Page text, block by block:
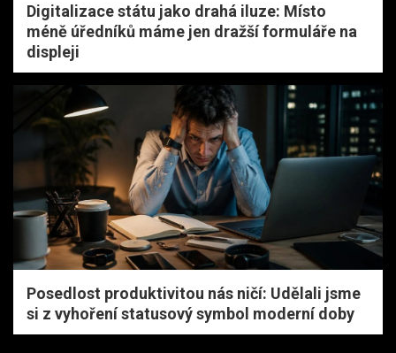
Digitalizace státu jako drahá iluze: Místo
méně úředníků máme jen dražší formuláře na
displeji
Posedlost produktivitou nás ničí: Udělali jsme
si z vyhoření statusový symbol moderní doby